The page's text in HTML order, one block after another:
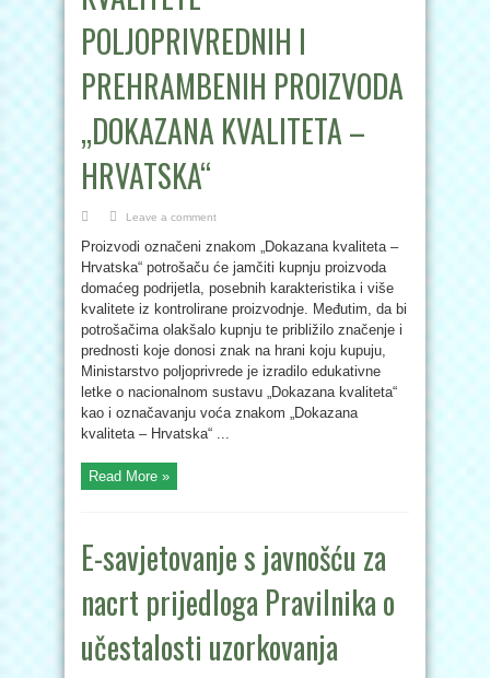
POLJOPRIVREDNIH I
PREHRAMBENIH PROIZVODA
„DOKAZANA KVALITETA –
HRVATSKA“
Leave a comment
Proizvodi označeni znakom „Dokazana kvaliteta –
Hrvatska“ potrošaču će jamčiti kupnju proizvoda
domaćeg podrijetla, posebnih karakteristika i više
kvalitete iz kontrolirane proizvodnje. Međutim, da bi
potrošačima olakšalo kupnju te približilo značenje i
prednosti koje donosi znak na hrani koju kupuju,
Ministarstvo poljoprivrede je izradilo edukativne
letke o nacionalnom sustavu „Dokazana kvaliteta“
kao i označavanju voća znakom „Dokazana
kvaliteta – Hrvatska“ ...
Read More »
E-savjetovanje s javnošću za
nacrt prijedloga Pravilnika o
učestalosti uzorkovanja